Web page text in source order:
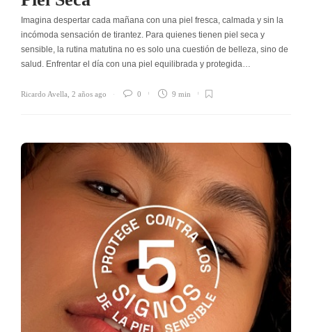
Imagina despertar cada mañana con una piel fresca, calmada y sin la
incómoda sensación de tirantez. Para quienes tienen piel seca y
sensible, la rutina matutina no es solo una cuestión de belleza, sino de
salud. Enfrentar el día con una piel equilibrada y protegida…
Ricardo Avella 2 años ago 0 9 min